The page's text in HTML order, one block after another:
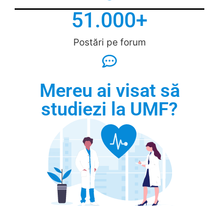
Postări pe forum
51.000+
Mereu ai visat să
studiezi la UMF?